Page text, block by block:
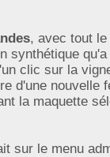
, avec tout
synthétique
clic sur la
d'une nouvelle
la maquette
sur le menu